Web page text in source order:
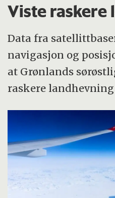
Viste raskere
Data fra
navigasjon og
at Grønlands
raskere